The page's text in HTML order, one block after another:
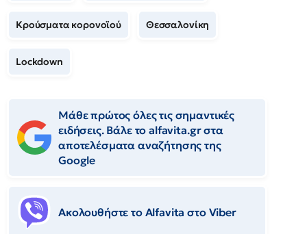
Κρούσματα κορονοϊού Θεσσαλονίκη
Lockdown
Μάθε πρώτος όλες τις σημαντικές
ειδήσεις. Βάλε το alfavita.gr στα
αποτελέσματα αναζήτησης της
Google
Ακολουθήστε το Αlfavita στο Viber